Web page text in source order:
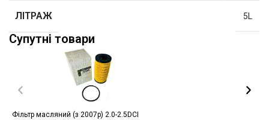
ЛІТРАЖ 5L
Супутні товари
Фільтр масляний (з 2007р) 2.0-2.5DCI